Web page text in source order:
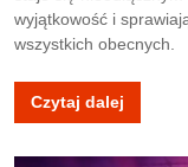
wyjątkowość i
wszystkich obecnych.
Czytaj dalej